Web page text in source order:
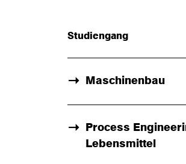
Studiengang
Maschinenbau
Process
Lebensmittel